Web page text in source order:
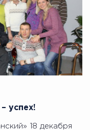
успех!
18 декабря